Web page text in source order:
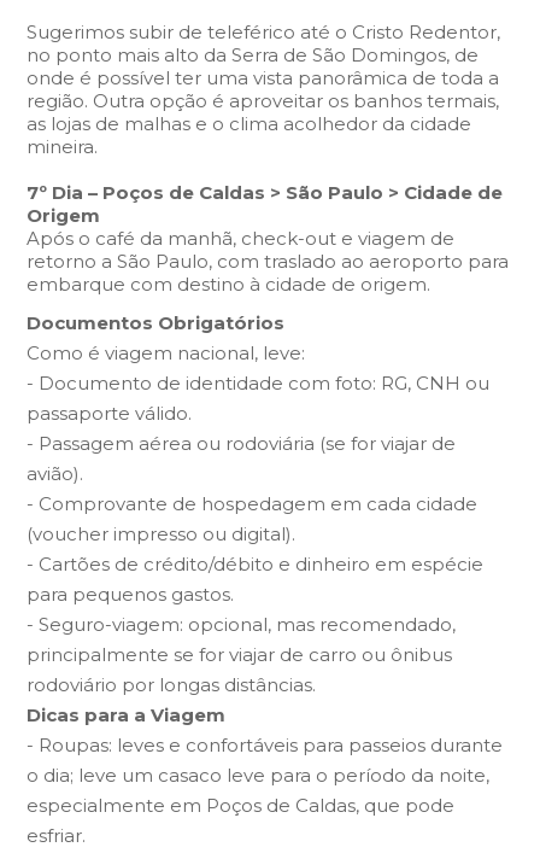
Sugerimos subir de teleférico até o Cristo Redentor,
no ponto mais alto da Serra de São Domingos, de
onde é possível ter uma vista panorâmica de toda a
região. Outra opção é aproveitar os banhos termais,
as lojas de malhas e o clima acolhedor da cidade
mineira.
7º Dia – Poços de Caldas > São Paulo > Cidade de
Origem
Após o café da manhã, check-out e viagem de
retorno a São Paulo, com traslado ao aeroporto para
embarque com destino à cidade de origem.
Documentos Obrigatórios
Como é viagem nacional, leve:
- Documento de identidade com foto: RG, CNH ou
passaporte válido.
- Passagem aérea ou rodoviária (se for viajar de
avião).
- Comprovante de hospedagem em cada cidade
(voucher impresso ou digital).
- Cartões de crédito/débito e dinheiro em espécie
para pequenos gastos.
- Seguro-viagem: opcional, mas recomendado,
principalmente se for viajar de carro ou ônibus
rodoviário por longas distâncias.
Dicas para a Viagem
- Roupas: leves e confortáveis para passeios durante
o dia; leve um casaco leve para o período da noite,
especialmente em Poços de Caldas, que pode
esfriar.